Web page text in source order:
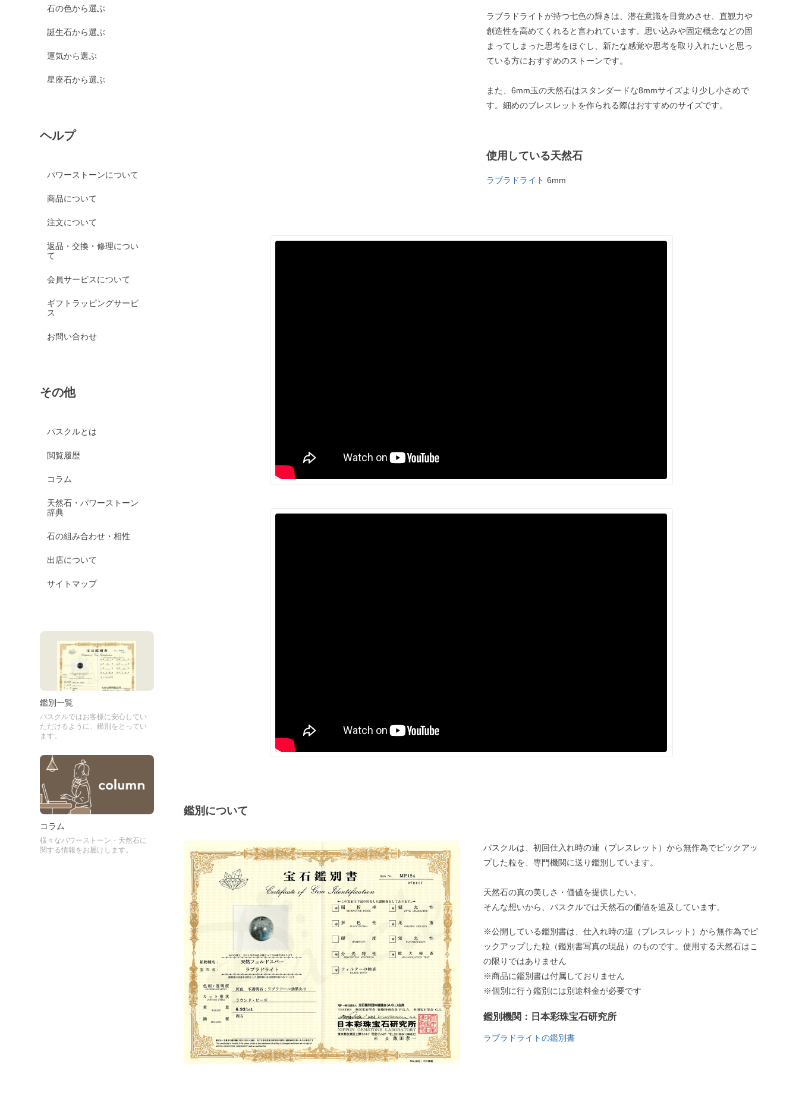
石の色から選ぶ
誕生石から選ぶ
運気から選ぶ
星座石から選ぶ
ヘルプ
パワーストーンについて
商品について
注文について
返品・交換・修理につい
て
会員サービスについて
ギフトラッピングサービ
ス
お問い合わせ
その他
パスクルとは
閲覧履歴
コラム
天然石・パワーストーン
辞典
石の組み合わせ・相性
出店について
サイトマップ
鑑別一覧
パスクルではお客様に安心してい
ただけるように、鑑別をとってい
ます。
コラム
様々なパワーストーン・天然石に
関する情報をお届けします。
ラブラドライトが持つ七色の輝きは、潜在意識を目覚めさせ、直観力や
創造性を高めてくれると言われています。思い込みや固定概念などの固
まってしまった思考をほぐし、新たな感覚や思考を取り入れたいと思っ
ている方におすすめのストーンです。
また、6mm玉の天然石はスタンダードな8mmサイズより少し小さめで
す。細めのブレスレットを作られる際はおすすめのサイズです。
使用している天然石
ラブラドライト 6mm
鑑別について
パスクルは、初回仕入れ時の連（ブレスレット）から無作為でピックアッ
プした粒を、専門機関に送り鑑別しています。
天然石の真の美しさ・価値を提供したい。
そんな想いから、パスクルでは天然石の価値を追及しています。
※公開している鑑別書は、仕入れ時の連（ブレスレット）から無作為でピ
ックアップした粒（鑑別書写真の現品）のものです。使用する天然石はこ
の限りではありません
※商品に鑑別書は付属しておりません
※個別に行う鑑別には別途料金が必要です
鑑別機関：日本彩珠宝石研究所
ラブラドライトの鑑別書